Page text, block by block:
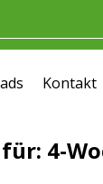
Kontakt
4-